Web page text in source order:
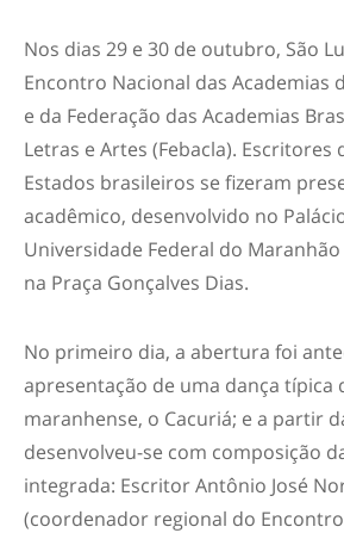
Nos dias 29 e 30 de outubro, São
Encontro Nacional das Academias
e da Federação das Academias
Letras e Artes (Febacla). Escritores
Estados brasileiros se fizeram
acadêmico, desenvolvido no
Universidade Federal do
na Praça Gonçalves Dias.
No primeiro dia, a abertura foi
apresentação de uma dança típica
maranhense, o Cacuriá; e a partir
desenvolveu-se com composição
integrada: Escritor Antônio José
(coordenador regional do